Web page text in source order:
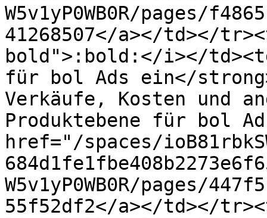
W5v1yP0WB0R/pages/
41268507</a></td></
bold">:bold:</i></
für bol Ads ein</
Verkäufe, Kosten und
Produktebene für bol
href="/spaces/
W5v1yP0WB0R/pages/
55f52df2</a></td></